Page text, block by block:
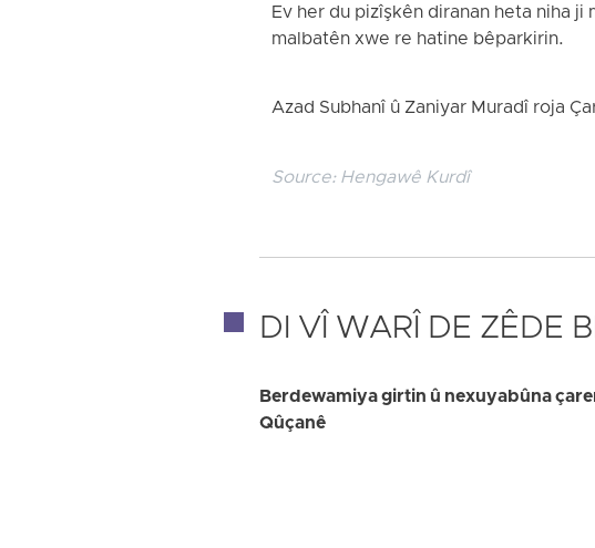
Ev her du pizîşkên diranan heta niha
malbatên xwe re hatine bêparkirin.
Azad Subhanî û Zaniyar Muradî roja
Source: Hengawê Kurdî
DI VÎ WARÎ DE ZÊDE
Berdewamiya girtin û nexuyabûna
Qûçanê